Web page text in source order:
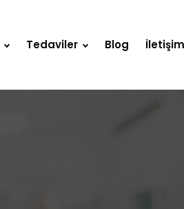
Tedaviler Blog İletişim